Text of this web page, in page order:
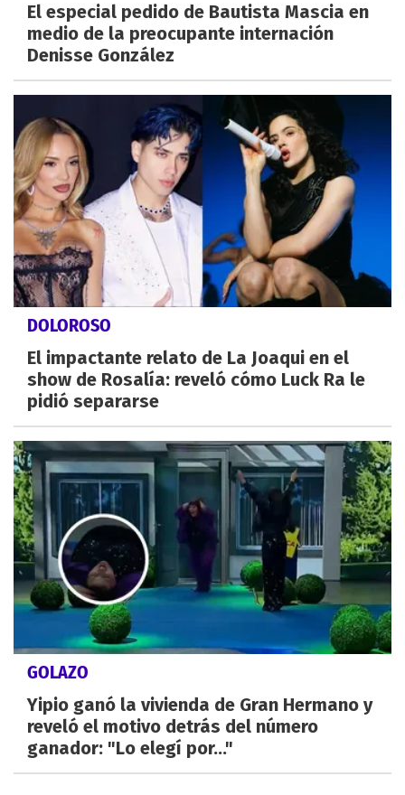
El especial pedido de Bautista Mascia en
medio de la preocupante internación
Denisse González
DOLOROSO
El impactante relato de La Joaqui en el
show de Rosalía: reveló cómo Luck Ra le
pidió separarse
GOLAZO
Yipio ganó la vivienda de Gran Hermano y
reveló el motivo detrás del número
ganador: "Lo elegí por..."